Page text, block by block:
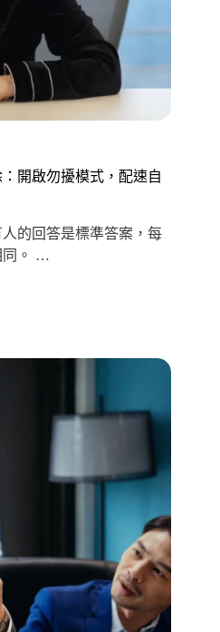
開啟勿擾模式，配速自
的回答是標準答案，每
同。 …